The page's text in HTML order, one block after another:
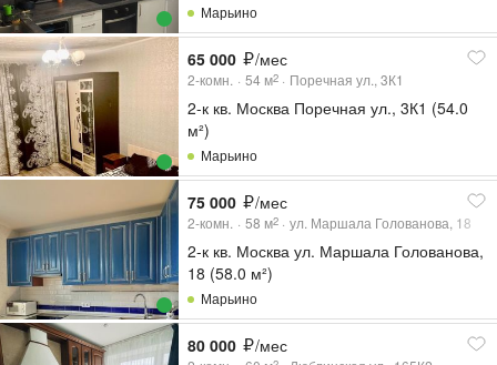
Марьино
65 000 /мес
2-комн. 54 м2 Поречная ул., 3К1
2-к кв. Москва Поречная ул., 3К1 (54.0
м²)
Марьино
75 000 /мес
2-комн. 58 м2 ул. Маршала Голованова, 18
2-к кв. Москва ул. Маршала Голованова,
18 (58.0 м²)
Марьино
80 000 /мес